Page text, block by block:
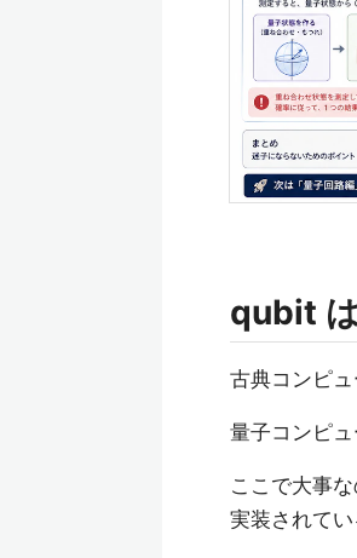
qubit
古典コンピ
量子コンピ
ここで大事
実装されてい